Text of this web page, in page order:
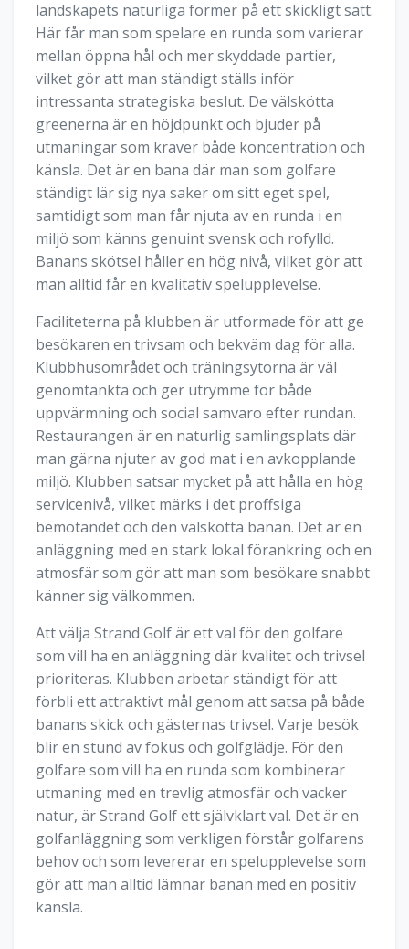
landskapets naturliga former på ett skickligt sätt.
Här får man som spelare en runda som varierar
mellan öppna hål och mer skyddade partier,
vilket gör att man ständigt ställs inför
intressanta strategiska beslut. De välskötta
greenerna är en höjdpunkt och bjuder på
utmaningar som kräver både koncentration och
känsla. Det är en bana där man som golfare
ständigt lär sig nya saker om sitt eget spel,
samtidigt som man får njuta av en runda i en
miljö som känns genuint svensk och rofylld.
Banans skötsel håller en hög nivå, vilket gör att
man alltid får en kvalitativ spelupplevelse.
Faciliteterna på klubben är utformade för att ge
besökaren en trivsam och bekväm dag för alla.
Klubbhusområdet och träningsytorna är väl
genomtänkta och ger utrymme för både
uppvärmning och social samvaro efter rundan.
Restaurangen är en naturlig samlingsplats där
man gärna njuter av god mat i en avkopplande
miljö. Klubben satsar mycket på att hålla en hög
servicenivå, vilket märks i det proffsiga
bemötandet och den välskötta banan. Det är en
anläggning med en stark lokal förankring och en
atmosfär som gör att man som besökare snabbt
känner sig välkommen.
Att välja Strand Golf är ett val för den golfare
som vill ha en anläggning där kvalitet och trivsel
prioriteras. Klubben arbetar ständigt för att
förbli ett attraktivt mål genom att satsa på både
banans skick och gästernas trivsel. Varje besök
blir en stund av fokus och golfglädje. För den
golfare som vill ha en runda som kombinerar
utmaning med en trevlig atmosfär och vacker
natur, är Strand Golf ett självklart val. Det är en
golfanläggning som verkligen förstår golfarens
behov och som levererar en spelupplevelse som
gör att man alltid lämnar banan med en positiv
känsla.